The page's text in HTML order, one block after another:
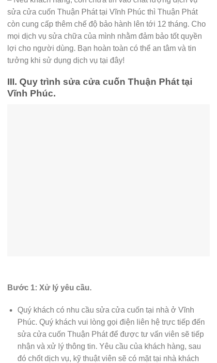
sửa cửa cuốn Thuận Phát tại Vĩnh Phúc thì Thuận Phát
còn cung cấp thêm chế độ bảo hành lên tới 12 tháng. Cho
mọi dịch vụ sửa chữa của mình nhằm đảm bảo tốt quyền
lợi cho người dùng. Bạn hoàn toàn có thể an tâm và tin
tưởng khi sử dụng dịch vụ tại đây!
III. Quy trình sửa cửa cuốn Thuận Phát tại
Vĩnh Phúc.
Bước 1: Xử lý yêu cầu.
Quý khách có nhu cầu sửa cửa cuốn tại nhà ở Vĩnh
Phúc. Quý khách vui lòng gọi điện liên hệ trực tiếp đến
sửa cửa cuốn Thuận Phát để được tư vấn viên sẽ tiếp
nhận và xử lý thông tin. Yêu cầu của khách hàng, sau
đó chốt dịch vụ, kỹ thuật viên sẽ có mặt tại nhà khách